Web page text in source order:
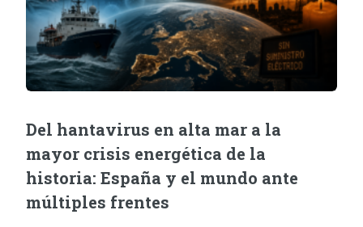
Del hantavirus en alta mar a la
mayor crisis energética de la
historia: España y el mundo ante
múltiples frentes